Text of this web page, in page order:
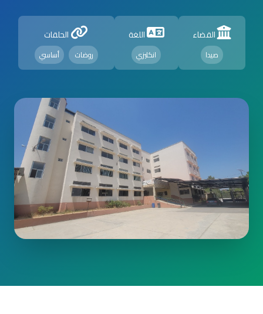
القضاء
صيدا
اللغة
انكليزي
الحلقات
روضات أساسي